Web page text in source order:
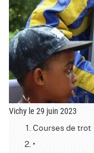
Vichy le 29 juin 2023
Courses de trot
•